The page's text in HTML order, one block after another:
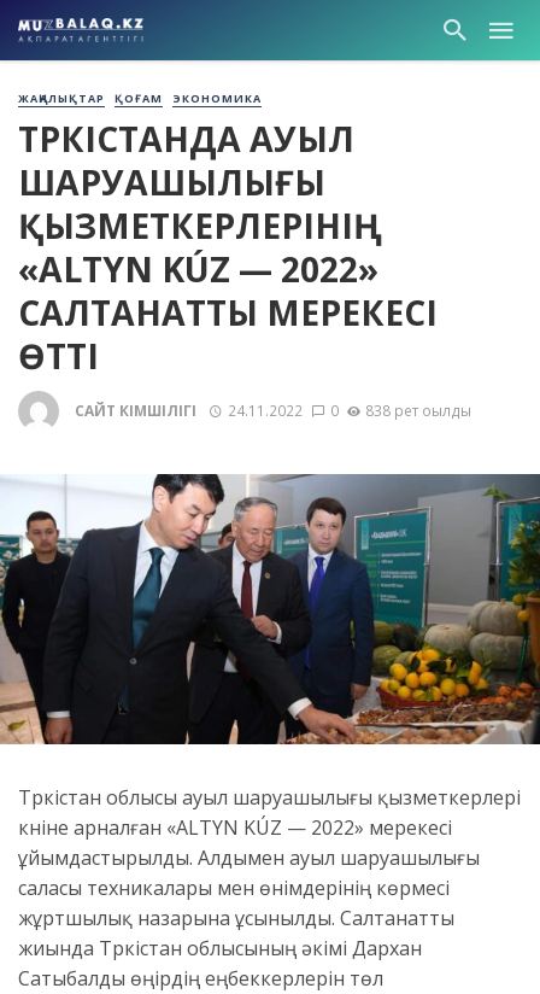
ЖАҢАЛЫҚТАР ҚОҒАМ ЭКОНОМИКА
ТҮРКІСТАНДА АУЫЛ
ШАРУАШЫЛЫҒЫ
ҚЫЗМЕТКЕРЛЕРІНІҢ
«ALTYN KÚZ — 2022»
САЛТАНАТТЫ МЕРЕКЕСІ
ӨТТІ
САЙТ ӘКІМШІЛІГІ 24.11.2022 0 838 рет оқылды
Түркістан облысы ауыл шаруашылығы қызметкерлері
күніне арналған «ALTYN KÚZ — 2022» мерекесі
ұйымдастырылды. Алдымен ауыл шаруашылығы
саласы техникалары мен өнімдерінің көрмесі
жұртшылық назарына ұсынылды. Салтанатты
жиында Түркістан облысының әкімі Дархан
Сатыбалды өңірдің еңбеккерлерін төл